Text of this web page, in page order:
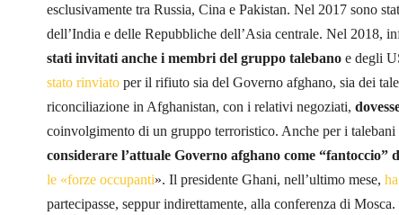
esclusivamente tra Russia, Cina e Pakistan. Nel 2017 sono
dell’India e delle Repubbliche dell’Asia centrale. Nel 2018,
stati invitati anche i membri del gruppo talebano e degli
stato rinviato per il rifiuto sia del Governo afghano, sia dei
riconciliazione in Afghanistan, con i relativi negoziati,
coinvolgimento di un gruppo terroristico. Anche per i talebani
considerare l’attuale Governo afghano come “fantoccio”
le «forze occupanti». Il presidente Ghani, nell’ultimo mese,
partecipasse, seppur indirettamente, alla conferenza di